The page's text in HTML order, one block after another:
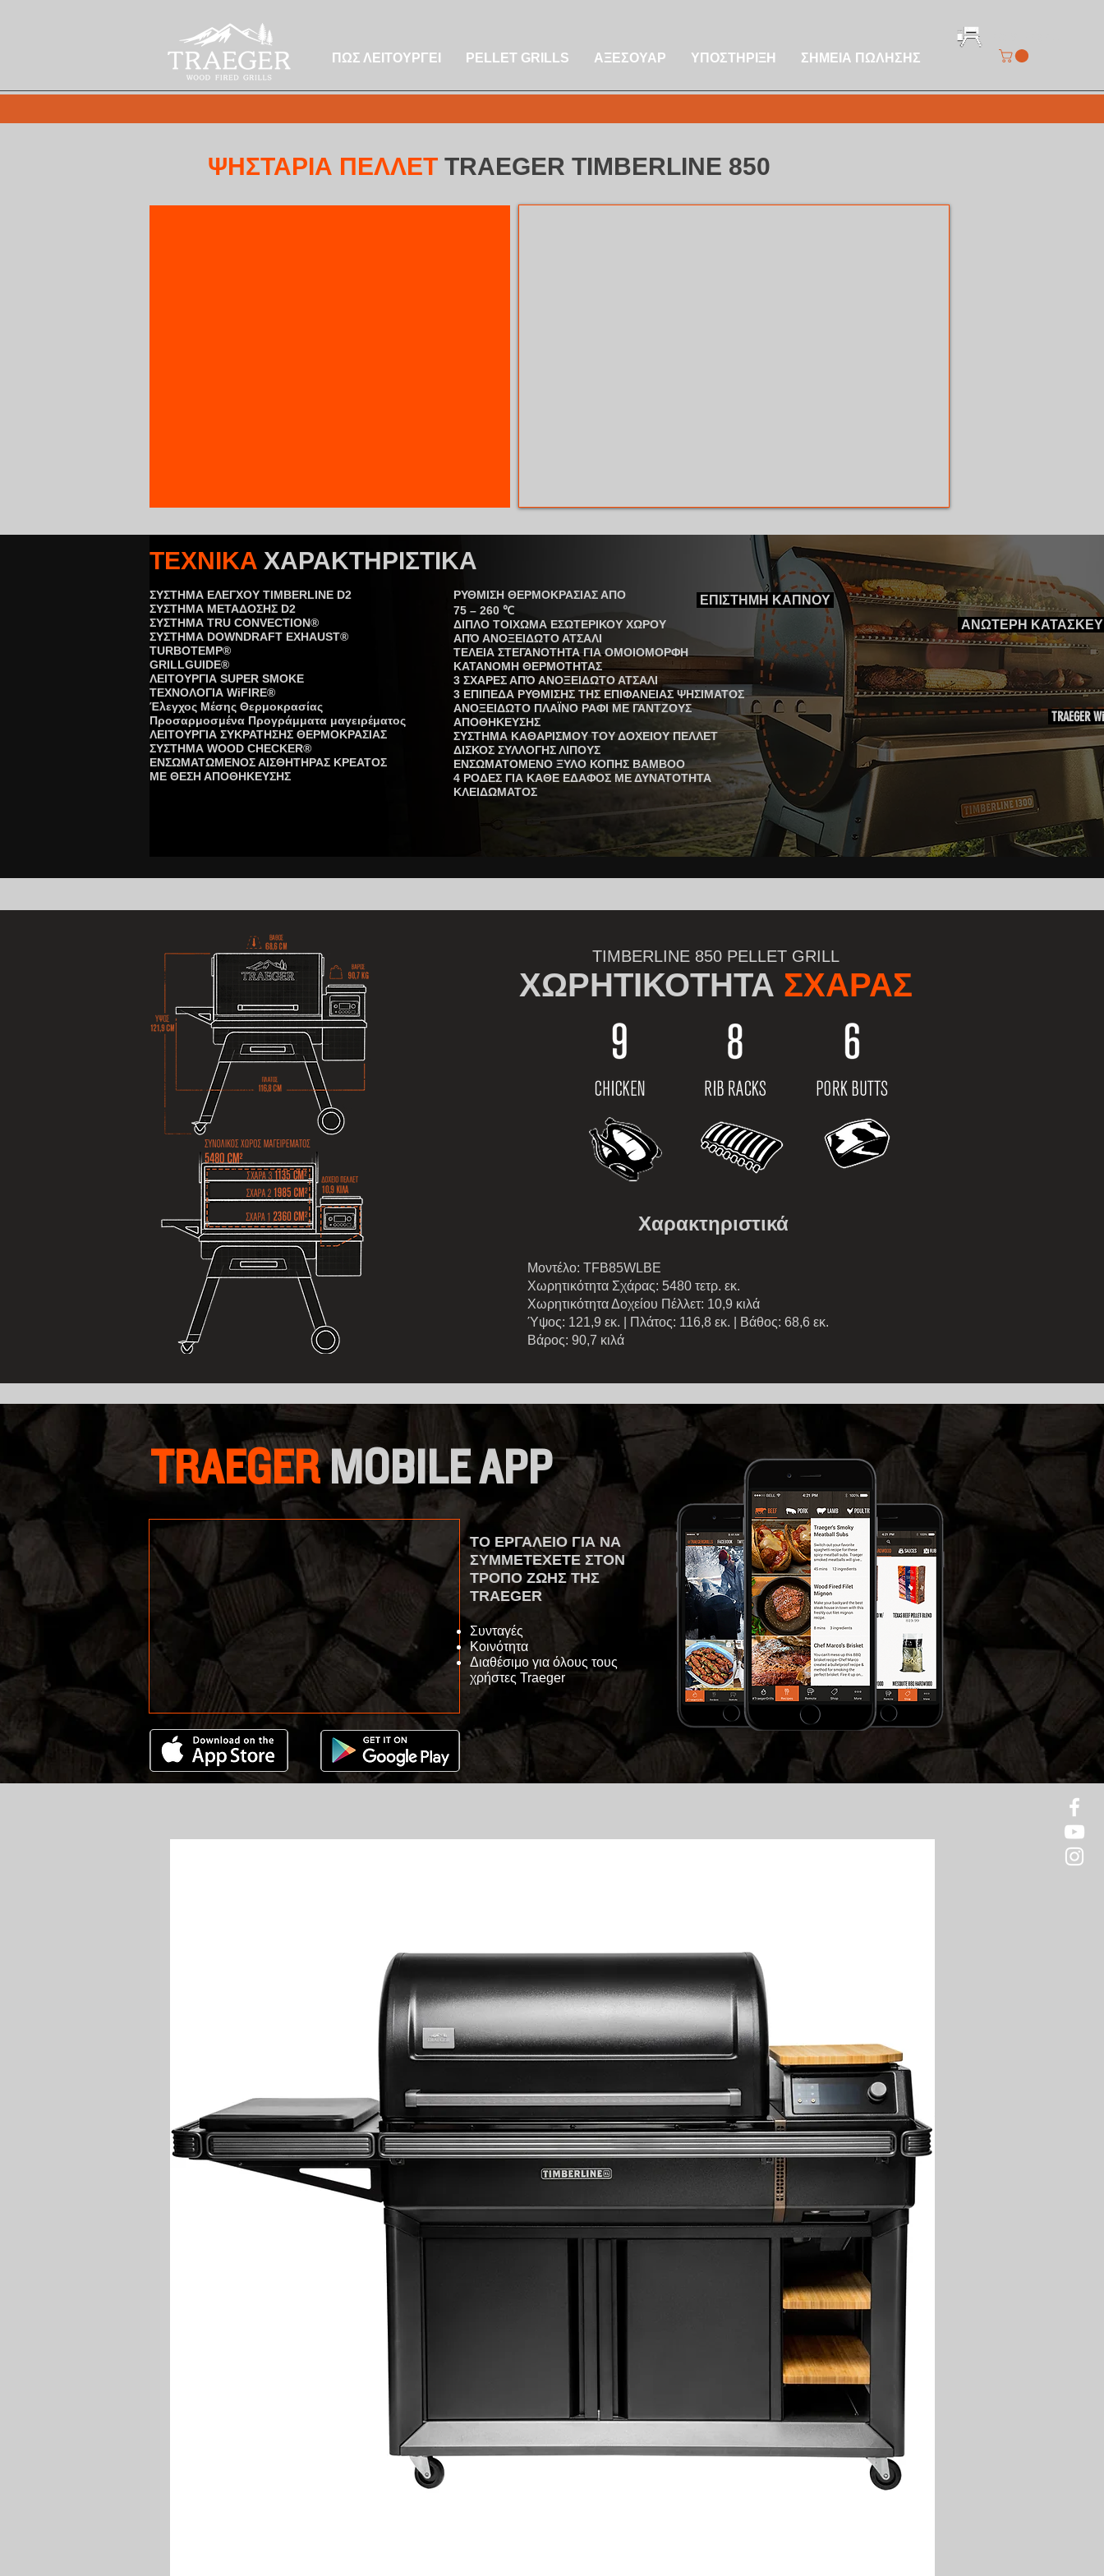
ΠΩΣ ΛΕΙΤΟΥΡΓΕΙ PELLET GRILLS ΑΞΕΣΟΥΑΡ ΥΠΟΣΤΗΡΙΞΗ ΣΗΜΕΙΑ ΠΩΛΗΣΗΣ
ΨΗΣΤΑΡΙΑ ΠΕΛΛΕΤ TRAEGER TIMBERLINE 850
ΕΠΙΣΤΗΜΗ ΚΑΠΝΟΥ
ΑΝΩΤΕΡΗ
TRAEGER
ΤΕΧΝΙΚΑ ΧΑΡΑΚΤΗΡΙΣΤΙΚΑ
ΣΥΣΤΗΜΑ ΕΛΕΓΧΟΥ TIMBERLINE D2
ΣΥΣΤΗΜΑ ΜΕΤΑΔΟΣΗΣ D2
ΣΥΣΤΗΜΑ TRU CONVECTION®
ΣΥΣΤΗΜΑ DOWNDRAFT EXHAUST®
TURBOTEMP®
GRILLGUIDE®
ΛΕΙΤΟΥΡΓΙΑ SUPER SMOKE
ΤΕΧΝΟΛΟΓΙΑ WiFΙRE®
Έλεγχος Μέσης Θερμοκρασίας
Προσαρμοσμένα Προγράμματα μαγειρέματος
ΛΕΙΤΟΥΡΓΙΑ ΣΥΚΡΑΤΗΣΗΣ ΘΕΡΜΟΚΡΑΣΙΑΣ
ΣΥΣΤΗΜΑ WOOD CHECKER®
ΕΝΣΩΜΑΤΩΜΕΝΟΣ ΑΙΣΘΗΤΗΡΑΣ ΚΡΕΑΤΟΣ
ΜΕ ΘΕΣΗ ΑΠΟΘΗΚΕΥΣΗΣ
ΡΥΘΜΙΣΗ ΘΕΡΜΟΚΡΑΣΙΑΣ ΑΠΟ
75 – 260 ℃
ΔΙΠΛΟ ΤΟΙΧΩΜΑ ΕΣΩΤΕΡΙΚΟΥ ΧΩΡΟΥ
ΑΠΌ ΑΝΟΞΕΙΔΩΤΟ ΑΤΣΑΛΙ
ΤΕΛΕΙΑ ΣΤΕΓΑΝΟΤΗΤΑ ΓΙΑ ΟΜΟΙΟΜΟΡΦΗ
ΚΑΤΑΝΟΜΗ ΘΕΡΜΟΤΗΤΑΣ
3 ΣΧΑΡΕΣ ΑΠΌ ΑΝΟΞΕΙΔΩΤΟ ΑΤΣΑΛΙ
3 ΕΠΙΠΕΔΑ ΡΥΘΜΙΣΗΣ ΤΗΣ ΕΠΙΦΑΝΕΙΑΣ ΨΗΣΙΜΑΤΟΣ
ΑΝΟΞΕΙΔΩΤΟ ΠΛΑΪΝΟ ΡΑΦΙ ΜΕ ΓΑΝΤΖΟΥΣ
ΑΠΟΘΗΚΕΥΣΗΣ
ΣΥΣΤΗΜΑ ΚΑΘΑΡΙΣΜΟΥ ΤΟΥ ΔΟΧΕΙΟΥ ΠΕΛΛΕΤ
ΔΙΣΚΟΣ ΣΥΛΛΟΓΗΣ ΛΙΠΟΥΣ
ΕΝΣΩΜΑΤΟΜΕΝΟ ΞΥΛΟ ΚΟΠΗΣ BAMBOO
4 ΡΟΔΕΣ ΓΙΑ ΚΑΘΕ ΕΔΑΦΟΣ ΜΕ ΔΥΝΑΤΟΤΗΤΑ
ΚΛΕΙΔΩΜΑΤΟΣ
TIMBERLINE 850 PELLET GRILL
ΧΩΡΗΤΙΚΟΤΗΤΑ ΣΧΑΡΑΣ
Χαρακτηριστικά
Μοντέλο: TFB85WLBE
Χωρητικότητα Σχάρας: 5480 τετρ. εκ.
Χωρητικότητα Δοχείου Πέλλετ: 10,9 κιλά
Ύψος: 121,9 εκ. | Πλάτος: 116,8 εκ. | Βάθος: 68,6 εκ.
Βάρος: 90,7 κιλά
TRAEGERMOBILE APP
ΤΟ ΕΡΓΑΛΕΙΟ ΓΙΑ ΝΑ
ΣΥΜΜΕΤΕΧΕΤΕ ΣΤΟΝ
ΤΡΟΠΟ ΖΩΗΣ ΤΗΣ
TRAEGER
Συνταγές
Κοινότητα
Διαθέσιμο για όλους τους
χρήστες Traeger